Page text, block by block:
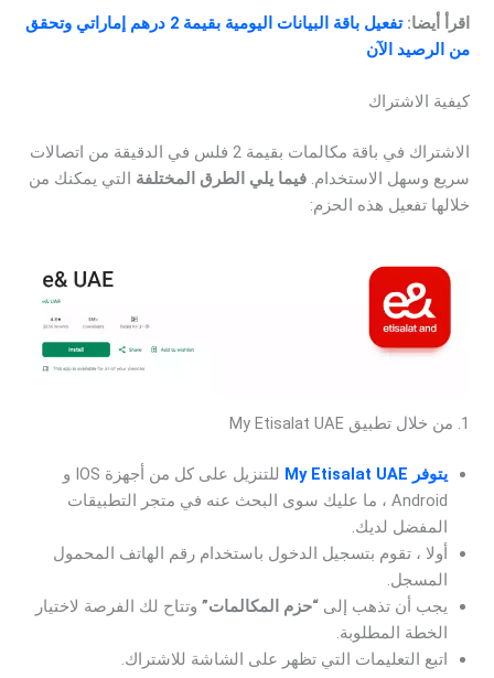
اقرأ أيضا:
تفعيل باقة البيانات اليومية بقيمة 2 درهم إماراتي وتحقق
من الرصيد الآن
كيفية الاشتراك
الاشتراك في باقة مكالمات بقيمة 2 فلس في الدقيقة من اتصالات
سريع وسهل الاستخدام. فيما يلي الطرق المختلفة التي يمكنك من
خلالها تفعيل هذه الحزم:
1. من خلال تطبيق My Etisalat UAE
يتوفر My Etisalat UAE
للتنزيل على كل من أجهزة IOS و
Android ، ما عليك سوى البحث عنه في متجر التطبيقات
المفضل لديك.
أولا ، تقوم بتسجيل الدخول باستخدام رقم الهاتف المحمول
المسجل.
يجب أن تذهب إلى“حزم المكالمات” وتتاح لك الفرصة لاختيار
الخطة المطلوبة.
اتبع التعليمات التي تظهر على الشاشة للاشتراك.